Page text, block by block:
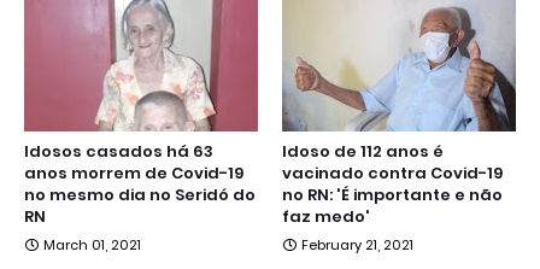
Idosos casados há 63
anos morrem de Covid-19
no mesmo dia no Seridó do
RN
March 01, 2021
Idoso de 112 anos é
vacinado contra Covid-19
no RN: 'É importante e não
faz medo'
February 21, 2021